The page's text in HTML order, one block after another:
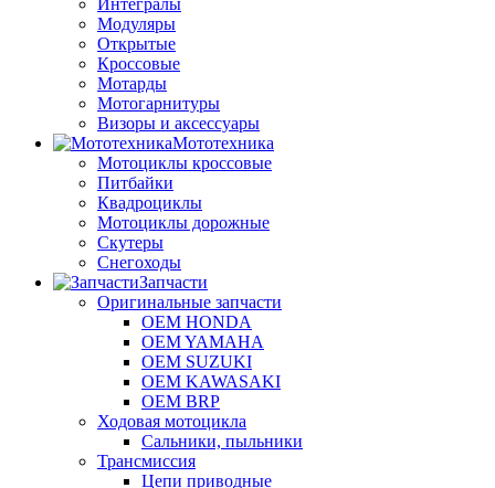
Интегралы
Модуляры
Открытые
Кроссовые
Мотарды
Мотогарнитуры
Визоры и аксессуары
Мототехника
Мотоциклы кроссовые
Питбайки
Квадроциклы
Мотоциклы дорожные
Скутеры
Снегоходы
Запчасти
Оригинальные запчасти
OEM HONDA
OEM YAMAHA
OEM SUZUKI
OEM KAWASAKI
OEM BRP
Ходовая мотоцикла
Сальники, пыльники
Трансмиссия
Цепи приводные